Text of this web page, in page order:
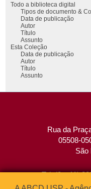
Todo a biblioteca digital
Tipos de documento &
Data de publicação
Autor
Título
Assunto
Esta Coleção
Data de publicação
Autor
Título
Assunto
Rua da
05508-
São
Tel: (0xx11)
Fax: